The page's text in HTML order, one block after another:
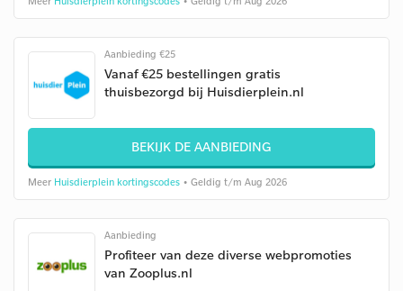
Aanbieding €25
Vanaf €25 bestellingen gratis
thuisbezorgd bij Huisdierplein.nl
BEKIJK DE AANBIEDING
Meer Huisdierplein kortingscodes • Geldig t/m Aug 2026
Aanbieding
Profiteer van deze diverse webpromoties
van Zooplus.nl